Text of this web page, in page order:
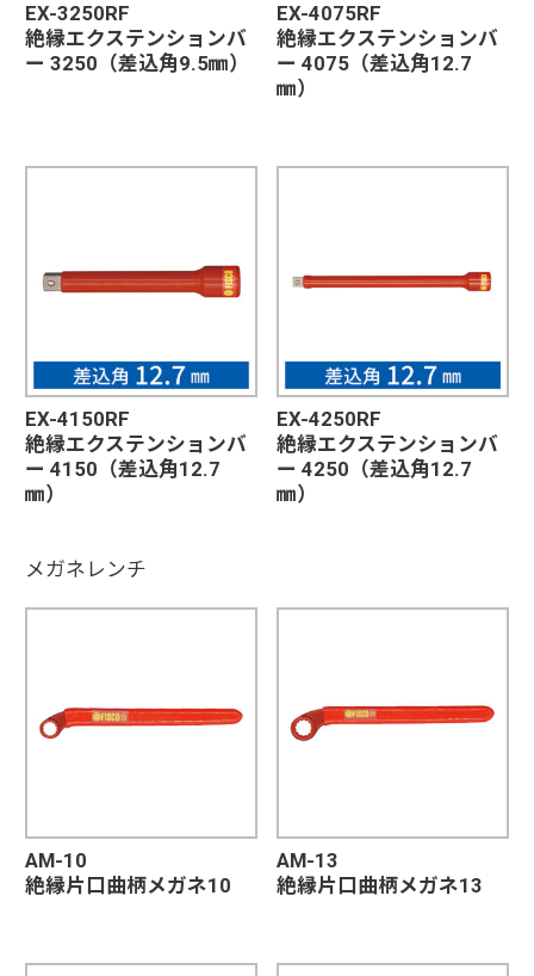
EX-3250RF
絶縁エクステンションバ
ー 3250（差込角9.5㎜）
EX-4075RF
絶縁エクステンションバ
ー 4075（差込角12.7
㎜）
EX-4150RF
絶縁エクステンションバ
ー 4150（差込角12.7
㎜）
EX-4250RF
絶縁エクステンションバ
ー 4250（差込角12.7
㎜）
メガネレンチ
AM-10
絶縁片口曲柄メガネ10
AM-13
絶縁片口曲柄メガネ13